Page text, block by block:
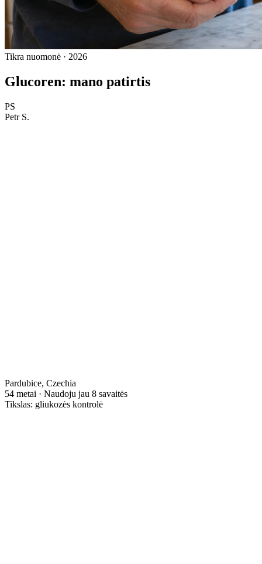
Tikra nuomonė · 2026
Glucoren: mano patirtis
PS
Petr S.
Pardubice, Czechia
54 metai · Naudoju jau 8 savaitės
Tikslas: gliukozės kontrolė